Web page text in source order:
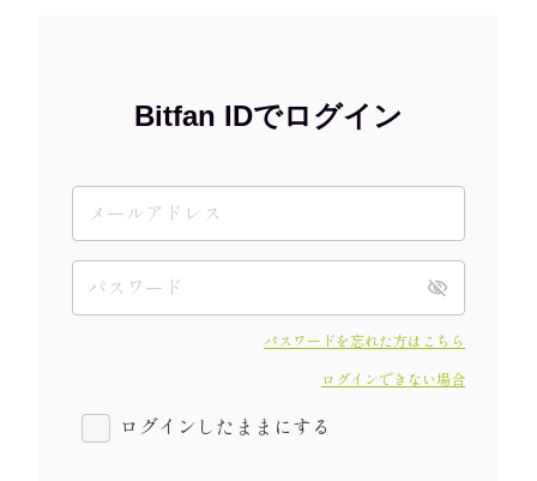
Bitfan IDでログイン
パスワードを忘れた方はこちら
ログインできない場合
ログインしたままにする